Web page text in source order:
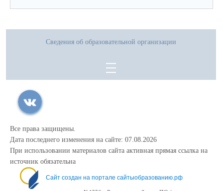
Сведения об образовательной организации
Все права защищены.
Дата последнего изменения на сайте: 07.08.2026
При использовании материалов сайта активная прямая ссылка на
источник обязательна
Сайт создан на портале сайтыобразованию.рф